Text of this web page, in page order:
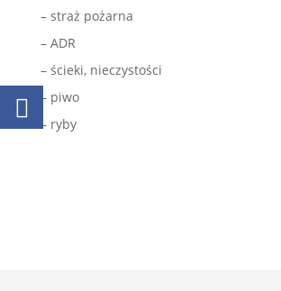
– straż pożarna
– ADR
– ścieki, nieczystości
– piwo
– ryby